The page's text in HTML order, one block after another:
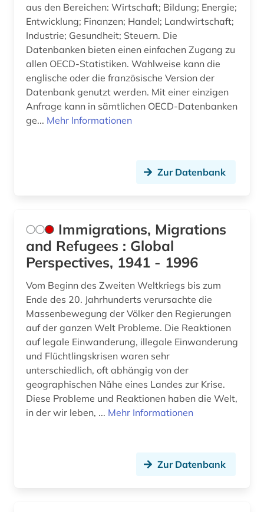
aus den Bereichen: Wirtschaft; Bildung; Energie;
Entwicklung; Finanzen; Handel; Landwirtschaft;
Industrie; Gesundheit; Steuern. Die
Datenbanken bieten einen einfachen Zugang zu
allen OECD-Statistiken. Wahlweise kann die
englische oder die französische Version der
Datenbank genutzt werden. Mit einer einzigen
Anfrage kann in sämtlichen OECD-Datenbanken
ge... Mehr Informationen
Zur Datenbank
Immigrations, Migrations
and Refugees : Global
Perspectives, 1941 - 1996
Vom Beginn des Zweiten Weltkriegs bis zum
Ende des 20. Jahrhunderts verursachte die
Massenbewegung der Völker den Regierungen
auf der ganzen Welt Probleme. Die Reaktionen
auf legale Einwanderung, illegale Einwanderung
und Flüchtlingskrisen waren sehr
unterschiedlich, oft abhängig von der
geographischen Nähe eines Landes zur Krise.
Diese Probleme und Reaktionen haben die Welt,
in der wir leben, ... Mehr Informationen
Zur Datenbank